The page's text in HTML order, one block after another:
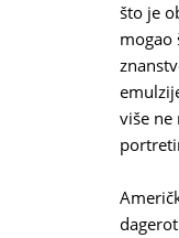
što je
mogao
više ne